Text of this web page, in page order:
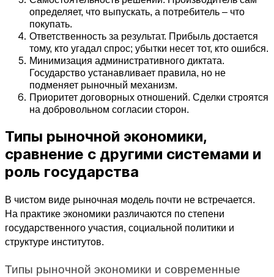
определяет, что выпускать, а потребитель – что
покупать.
Ответственность за результат. Прибыль достается
тому, кто угадал спрос; убытки несет тот, кто ошибся.
Минимизация административного диктата.
Государство устанавливает правила, но не
подменяет рыночный механизм.
Приоритет договорных отношений. Сделки строятся
на добровольном согласии сторон.
Типы рыночной экономики,
сравнение с другими системами и
роль государства
В чистом виде рыночная модель почти не встречается.
На практике экономики различаются по степени
государственного участия, социальной политики и
структуре институтов.
Типы рыночной экономики и современные